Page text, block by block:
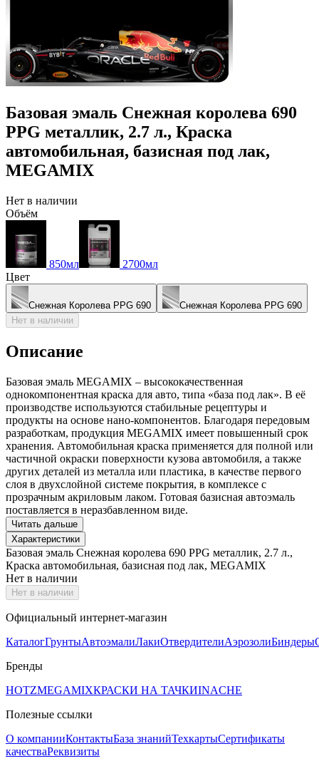
Базовая эмаль Снежная королева 690
PPG металлик, 2.7 л., Краска
автомобильная, базисная под лак,
MEGAMIX
Нет в наличии
Объём
850мл
2700мл
Цвет
Снежная Королева PPG 690
Снежная Королева PPG 690
Нет в наличии
Описание
Базовая эмаль MEGAMIX – высококачественная
однокомпонентная краска для авто, типа «база под лак». В её
производстве используются стабильные рецептуры и
продукты на основе нано-компонентов. Благодаря передовым
разработкам, продукция MEGAMIX имеет повышенный срок
хранения. Автомобильная краска применяется для полной или
частичной окраски поверхности кузова автомобиля, а также
других деталей из металла или пластика, в качестве первого
слоя в двухслойной системе покрытия, в комплексе с
прозрачным акриловым лаком. Готовая базисная автоэмаль
поставляется в неразбавленном виде.
Читать дальше
Характеристики
Базовая эмаль Снежная королева 690 PPG металлик, 2.7 л.,
Краска автомобильная, базисная под лак, MEGAMIX
Нет в наличии
Нет в наличии
Официальный интернет-магазин
КаталогГрунтыАвтоэмалиЛакиОтвердителиАэрозолиБиндеры
Бренды
HOTZMEGAMIXКРАСКИ НА ТАЧКИINACHE
Полезные ссылки
О компанииКонтактыБаза знанийТехкартыСертификаты
качестваРеквизиты